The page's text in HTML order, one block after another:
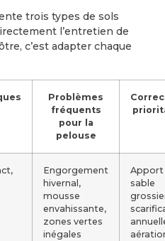
trois types de sols
l’entretien de
c’est adapter chaque
Problèmes
fréquents
pour la
pelouse
Engorgement
hivernal,
mousse
envahissante,
zones vertes
inégales
Apport
sable